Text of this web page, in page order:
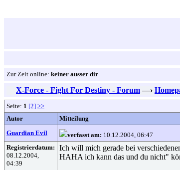
Zur Zeit online: keiner ausser dir
X-Force - Fight For Destiny - Forum —›
Seite: 1 [2] >>
Autor
Mitteilung
Guardian Evil
verfasst am: 10.12.2004, 06:47
Registrierdatum:
08.12.2004,
04:39
Ich will mich gerade bei
HAHA ich kann das und du nicht"